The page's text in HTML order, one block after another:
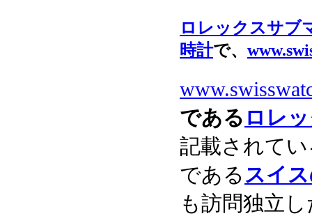
ロレックスサブ
時計で、
である ロレ
記載されて
である スイ
も訪問独立